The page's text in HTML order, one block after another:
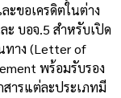
ะขอเครดิตในต่าง
บอจ.5 สำหรับเปิด
ทาง (Letter of
พร้อมรับรอง
สารแต่ละประเภทมี